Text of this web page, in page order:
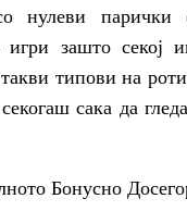
нулеви парички
зашто секој
типови на
сака да
Бонусно